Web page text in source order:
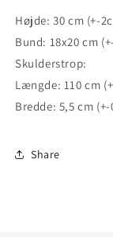
Højde: 30 cm (+-
Bund: 18x20 cm
Skulderstrop:
Længde: 110 cm
Bredde: 5,5 cm
Share